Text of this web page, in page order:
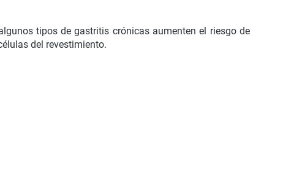
tipos de gastritis crónicas aumenten el riesgo de
del revestimiento.